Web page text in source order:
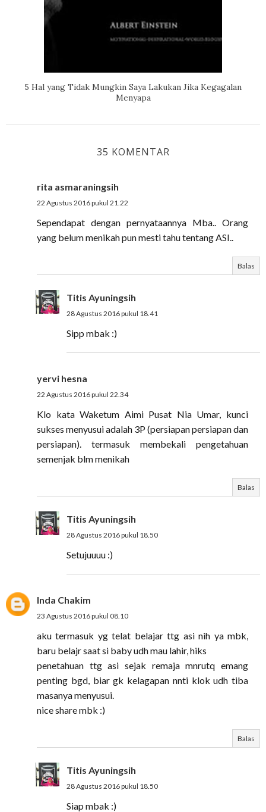
5 Hal yang Tidak Mungkin Saya Lakukan Jika Kegagalan
Menyapa
35 KOMENTAR
rita asmaraningsih
22 Agustus 2016 pukul 21.22
Sependapat dengan pernyataannya Mba.. Orang
yang belum menikah pun mesti tahu tentang ASI..
Balas
Titis Ayuningsih
28 Agustus 2016 pukul 18.41
Sipp mbak :)
yervi hesna
22 Agustus 2016 pukul 22.34
Klo kata Waketum Aimi Pusat Nia Umar, kunci
sukses menyusui adalah 3P (persiapan persiapan dan
persiapan). termasuk membekali pengetahuan
semenjak blm menikah
Balas
Titis Ayuningsih
28 Agustus 2016 pukul 18.50
Setujuuuu :)
Inda Chakim
23 Agustus 2016 pukul 08.10
aku termasuk yg telat belajar ttg asi nih ya mbk,
baru belajr saat si baby udh mau lahir, hiks
penetahuan ttg asi sejak remaja mnrutq emang
penting bgd, biar gk kelagapan nnti klok udh tiba
masanya menyusui.
nice share mbk :)
Balas
Titis Ayuningsih
28 Agustus 2016 pukul 18.50
Siap mbak :)